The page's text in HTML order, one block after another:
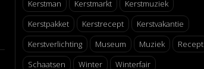
Kerstman
Kerstmarkt
Kerstmuziek
Kerstpakket
Kerstrecept
Kerstvakantie
Kerstverlichting
Museum Muziek
Recept
Schaatsen
Winter Winterfair